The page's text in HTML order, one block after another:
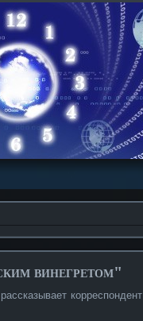
винегретом"
корреспондент